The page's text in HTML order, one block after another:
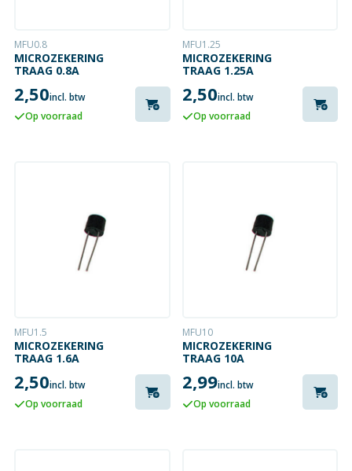
MFU0.8
MICROZEKERING
TRAAG 0.8A
2,50incl. btw
Op voorraad
MFU1.25
MICROZEKERING
TRAAG 1.25A
2,50incl. btw
Op voorraad
MFU1.5
MICROZEKERING
TRAAG 1.6A
2,50incl. btw
Op voorraad
MFU10
MICROZEKERING
TRAAG 10A
2,99incl. btw
Op voorraad